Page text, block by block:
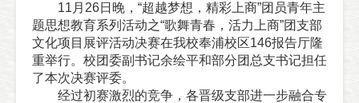
11月26日晚，“超越梦想，精彩上商”团员青年主
题思想教育系列活动之“歌舞青春，活力上商”团支部
文化项目展评活动决赛在我校奉浦校区146报告厅隆
重举行。校团委副书记余绘平和部分团总支书记担任
了本次决赛评委。
经过初赛激烈的竞争，各晋级支部进一步融合专